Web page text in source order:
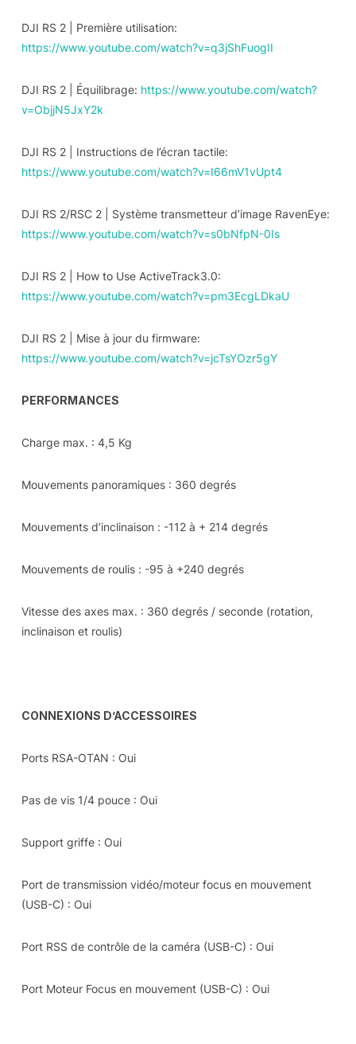
DJI RS 2 | Première utilisation:
https://www.youtube.com/watch?v=q3jShFuogII
DJI RS 2 | Équilibrage: https://www.youtube.com/watch?
v=ObjjN5JxY2k
DJI RS 2 | Instructions de l’écran tactile:
https://www.youtube.com/watch?v=I66mV1vUpt4
DJI RS 2/RSC 2 | Système transmetteur d’image RavenEye:
https://www.youtube.com/watch?v=s0bNfpN-0Is
DJI RS 2 | How to Use ActiveTrack3.0:
https://www.youtube.com/watch?v=pm3EcgLDkaU
DJI RS 2 | Mise à jour du firmware:
https://www.youtube.com/watch?v=jcTsYOzr5gY
PERFORMANCES
Charge max. : 4,5 Kg
Mouvements panoramiques : 360 degrés
Mouvements d’inclinaison : -112 à + 214 degrés
Mouvements de roulis : -95 à +240 degrés
Vitesse des axes max. : 360 degrés / seconde (rotation,
inclinaison et roulis)
CONNEXIONS D’ACCESSOIRES
Ports RSA-OTAN : Oui
Pas de vis 1/4 pouce : Oui
Support griffe : Oui
Port de transmission vidéo/moteur focus en mouvement
(USB-C) : Oui
Port RSS de contrôle de la caméra (USB-C) : Oui
Port Moteur Focus en mouvement (USB-C) : Oui